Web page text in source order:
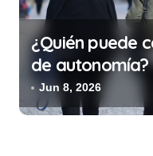
¿Quién puede
de autonomía?
Jun 8, 2026